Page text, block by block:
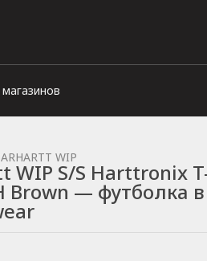
WIP
WIP S/S Harttronix
Brown — футболка